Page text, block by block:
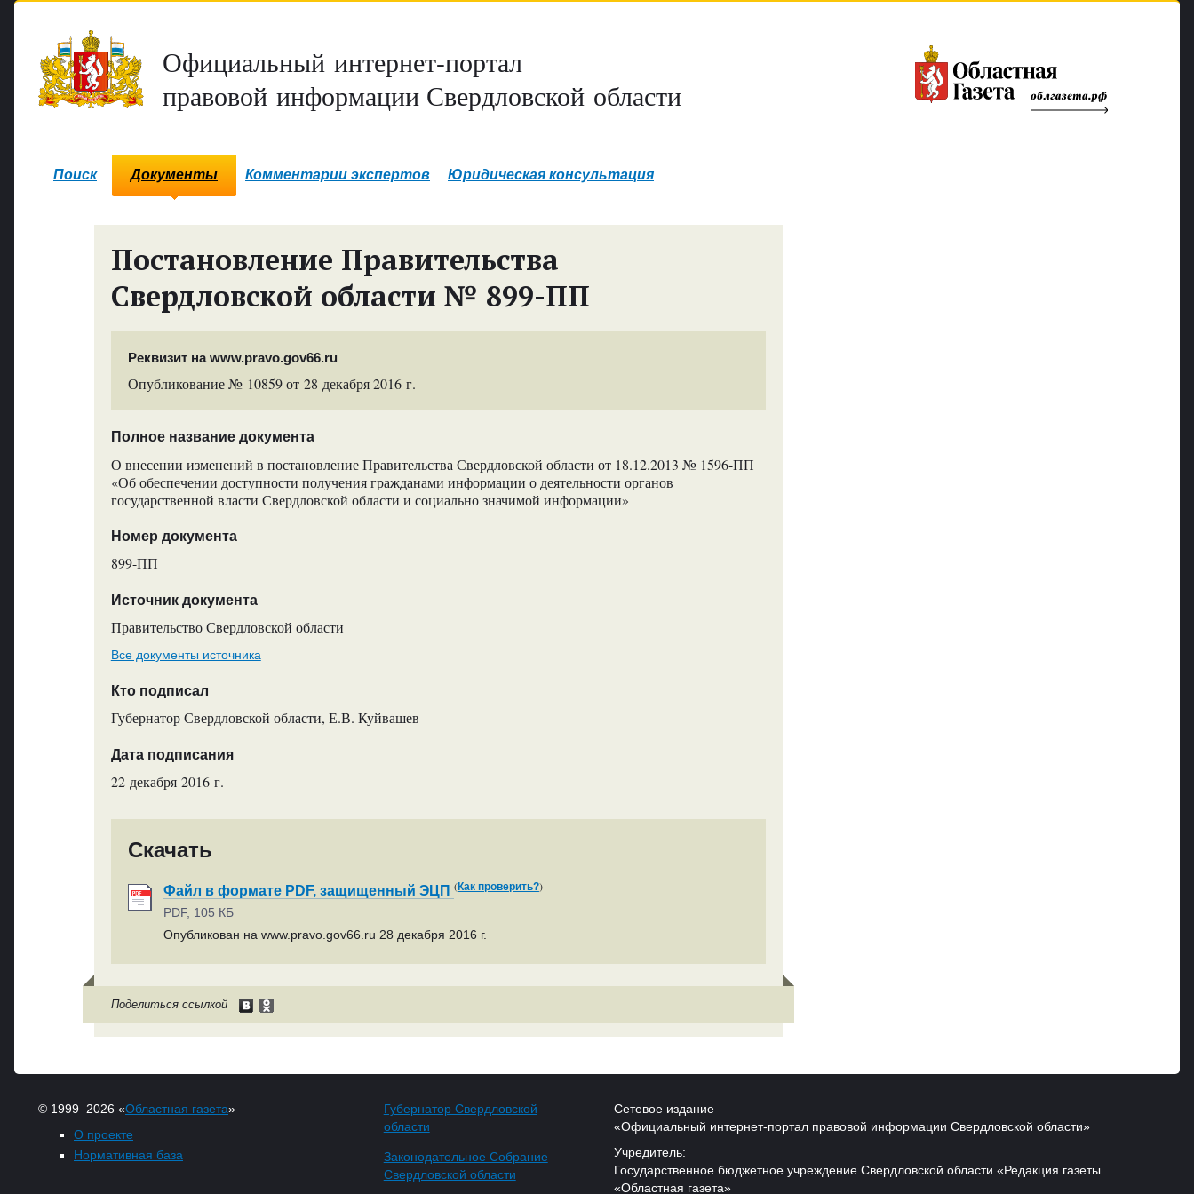
Официальный интернет-портал
правовой информации Свердловской области
Поиск Документы Комментарии экспертов Юридическая консультация
Постановление Правительства
Свердловской области № 899-ПП
Реквизит на www.pravo.gov66.ru
Опубликование № 10859 от 28 декабря 2016 г.
Полное название документа
О внесении изменений в постановление Правительства Свердловской области от 18.12.2013 № 1596-ПП
«Об обеспечении доступности получения гражданами информации о деятельности органов
государственной власти Свердловской области и социально значимой информации»
Номер документа
899-ПП
Источник документа
Правительство Свердловской области
Все документы источника
Кто подписал
Губернатор Свердловской области, Е.В. Куйвашев
Дата подписания
22 декабря 2016 г.
Скачать
Файл в формате PDF, защищенный ЭЦП (Как проверить?)
PDF, 105 КБ
Опубликован на www.pravo.gov66.ru 28 декабря 2016 г.
Поделиться ссылкой
© 1999–2026 «Областная газета»
О проекте
Нормативная база
Губернатор Свердловской
области
Законодательное Собрание
Свердловской области
Сетевое издание
«Официальный интернет-портал правовой информации Свердловской области»
Учредитель:
Государственное бюджетное учреждение Свердловской области «Редакция газеты
«Областная газета»